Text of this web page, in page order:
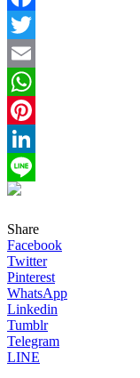
Facebook
Twitter
Email
WhatsApp
Pinterest
LinkedIn
Line
Share
Facebook
Twitter
Pinterest
WhatsApp
Linkedin
Tumblr
Telegram
LINE